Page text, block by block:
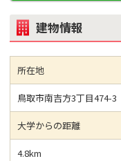
建物情報
所在地
鳥取市南吉方3丁目474-3
大学からの距離
4.8km